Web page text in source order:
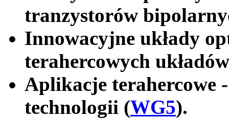
tranzystorów
Innowacyjne układy
terahercowych
Aplikacje terahercowe
technologii (WG5).